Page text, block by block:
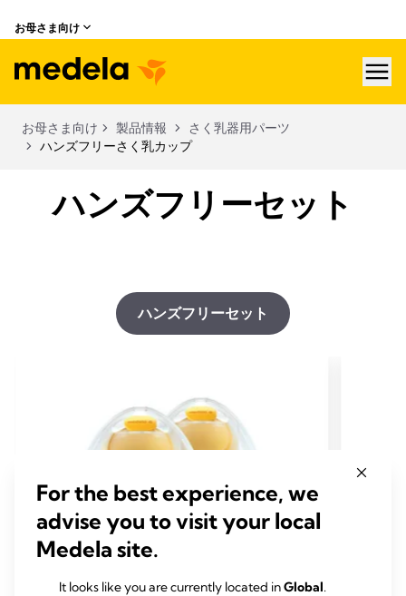
お母さま向け
お母さま向け 製品情報
さく乳器用パーツ
ハンズフリーさく乳カップ
ハンズフリーセット
ハンズフリーセット
For the best experience, we
advise you to visit your local
Medela site.
It looks like you are currently located inGlobal.